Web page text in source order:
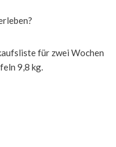
für zwei Wochen
9,8 kg.